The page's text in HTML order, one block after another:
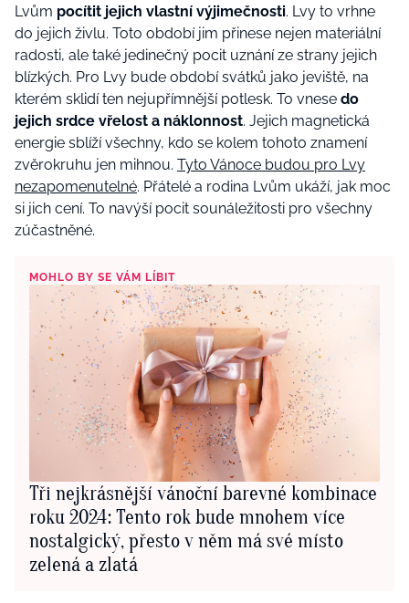
Lvům pocítit jejich vlastní výjimečnosti. Lvy to vrhne
do jejich živlu. Toto období jim přinese nejen materiální
radosti, ale také jedinečný pocit uznání ze strany jejich
blízkých. Pro Lvy bude období svátků jako jeviště, na
kterém sklidí ten nejupřímnější potlesk. To vnese do
jejich srdce vřelost a náklonnost. Jejich magnetická
energie sblíží všechny, kdo se kolem tohoto znamení
zvěrokruhu jen mihnou. Tyto Vánoce budou pro Lvy
nezapomenutelné. Přátelé a rodina Lvům ukáží, jak moc
si jich cení. To navýší pocit sounáležitosti pro všechny
zúčastněné.
MOHLO BY SE VÁM LÍBIT
Tři nejkrásnější vánoční barevné kombinace
roku 2024: Tento rok bude mnohem více
nostalgický, přesto v něm má své místo
zelená a zlatá